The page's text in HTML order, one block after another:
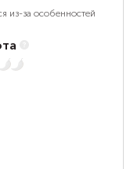
из-за особенностей